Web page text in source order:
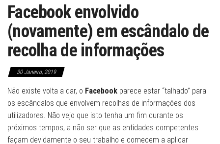
Facebook envolvido
(novamente) em escândalo de
recolha de informações
30 Janeiro, 2019
Não existe volta a dar, o Facebook parece estar “talhado” para
os escândalos que envolvem recolhas de informações dos
utilizadores. Não vejo que isto tenha um fim durante os
próximos tempos, a não ser que as entidades competentes
façam devidamente o seu trabalho e comecem a aplicar